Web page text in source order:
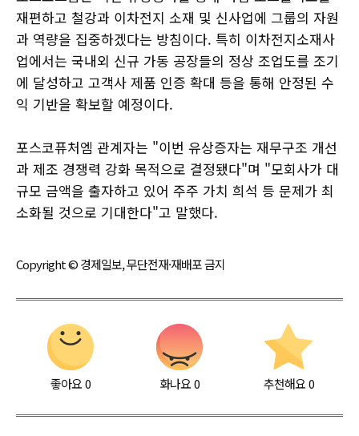
재편하고 철강과 이차전지 소재 및 신사업에 그룹의 자원
과 역량을 집중하겠다는 방침이다. 특히 이차전지소재사
업에서는 국내외 신규 가동 공장들의 정상 조업도를 조기
에 달성하고 고객사 제품 인증 확대 등을 통해 안정된 수
익 기반을 확보할 예정이다.
포스코퓨처엠 관계자는 "이번 유상증자는 재무구조 개선
과 제조 경쟁력 강화 목적으로 결정됐다"며 "모회사가 대
규모 금액을 출자하고 있어 주주 가치 희석 등 문제가 최
소화될 것으로 기대한다"고 말했다.
Copyright © 경제일보, 무단전재·재배포 금지
좋아요0 화나요0 추천해요 0